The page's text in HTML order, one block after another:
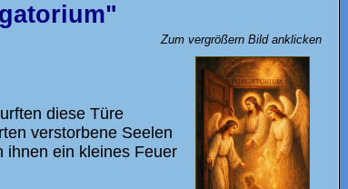
Zum vergrößern Bild anklicken
diese Türe
verstorbene Seelen
ihnen ein kleines Feuer